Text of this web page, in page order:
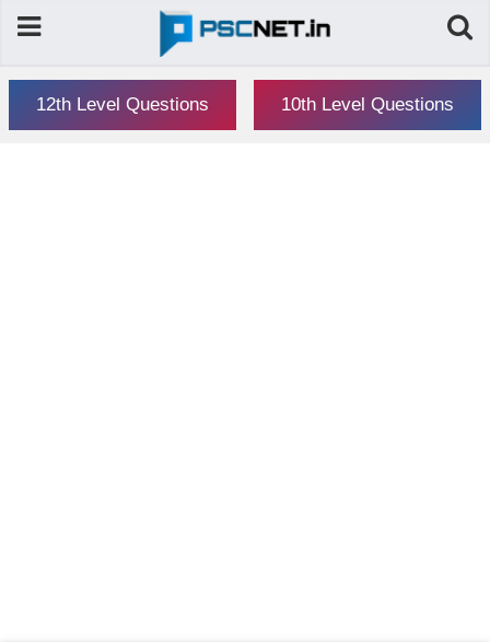
12th Level Questions 10th Level Questions